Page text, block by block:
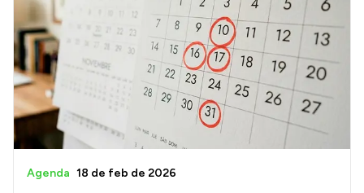
Agenda 18 de feb de 2026